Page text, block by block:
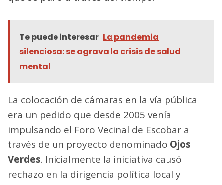
Te puede interesar La pandemia
silenciosa: se agrava la crisis de salud
mental
La colocación de cámaras en la vía pública
era un pedido que desde 2005 venía
impulsando el Foro Vecinal de Escobar a
través de un proyecto denominado Ojos
Verdes. Inicialmente la iniciativa causó
rechazo en la dirigencia política local y